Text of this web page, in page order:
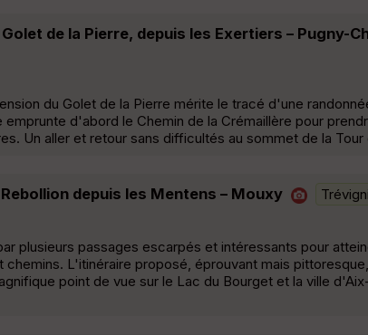
de la Pierre, depuis les Exertiers – Pugny-
du Golet de la Pierre mérite le tracé d'une
d'abord le Chemin de la Crémaillère pour
Un aller et retour sans difficultés au sommet de la
depuis les Mentens – Mouxy
plusieurs passages escarpés et intéressants pour
L'itinéraire proposé, éprouvant mais
point de vue sur le Lac du Bourget et la ville